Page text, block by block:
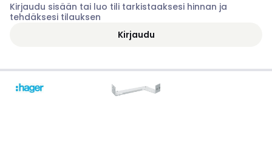
Kirjaudu sisään tai luo tili tarkistaaksesi hinnan ja
tehdäksesi tilauksen
Kirjaudu